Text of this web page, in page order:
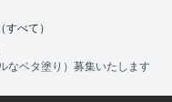
べて）
なベタ塗り）募集いたします